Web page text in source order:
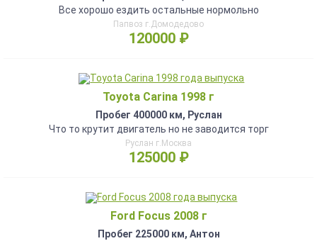
Все хорошо ездить остальные нормольно
Папвоз г.Домодедово
120000 ₽
Toyota Carina 1998 г
Пробег 400000 км, Руслан
Что то крутит двигатель но не заводится торг
Руслан г.Москва
125000 ₽
Ford Focus 2008 г
Пробег 225000 км, Антон